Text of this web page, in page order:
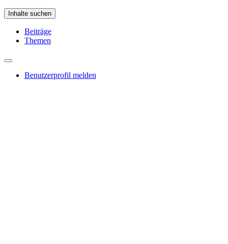
Inhalte suchen
Beiträge
Themen
Benutzerprofil melden